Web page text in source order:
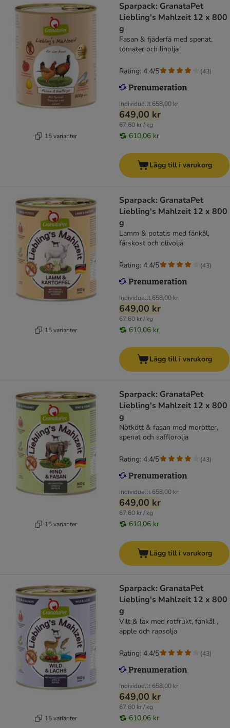
15 varianter
Sparpack: GranataPet
Liebling's Mahlzeit 12 x 800
g
Fasan & fjäderfä med spenat,
tomater och linolja
Individuellt 658,00 kr
649,00 kr
67,60 kr / kg
610,06 kr
Rating: 4.4/5 (43)
Lägg till i varukorg
15 varianter
Sparpack: GranataPet
Liebling's Mahlzeit 12 x 800
g
Lamm & potatis med fänkål,
färskost och olivolja
Individuellt 658,00 kr
649,00 kr
67,60 kr / kg
610,06 kr
Rating: 4.4/5 (43)
Lägg till i varukorg
15 varianter
Sparpack: GranataPet
Liebling's Mahlzeit 12 x 800
g
Nötkött & fasan med morötter,
spenat och safflorolja
Individuellt 658,00 kr
649,00 kr
67,60 kr / kg
610,06 kr
Rating: 4.4/5 (43)
Lägg till i varukorg
15 varianter
Sparpack: GranataPet
Liebling's Mahlzeit 12 x 800
g
Vilt & lax med rotfrukt, fänkål ,
äpple och rapsolja
Individuellt 658,00 kr
649,00 kr
67,60 kr / kg
610,06 kr
Rating: 4.4/5 (43)